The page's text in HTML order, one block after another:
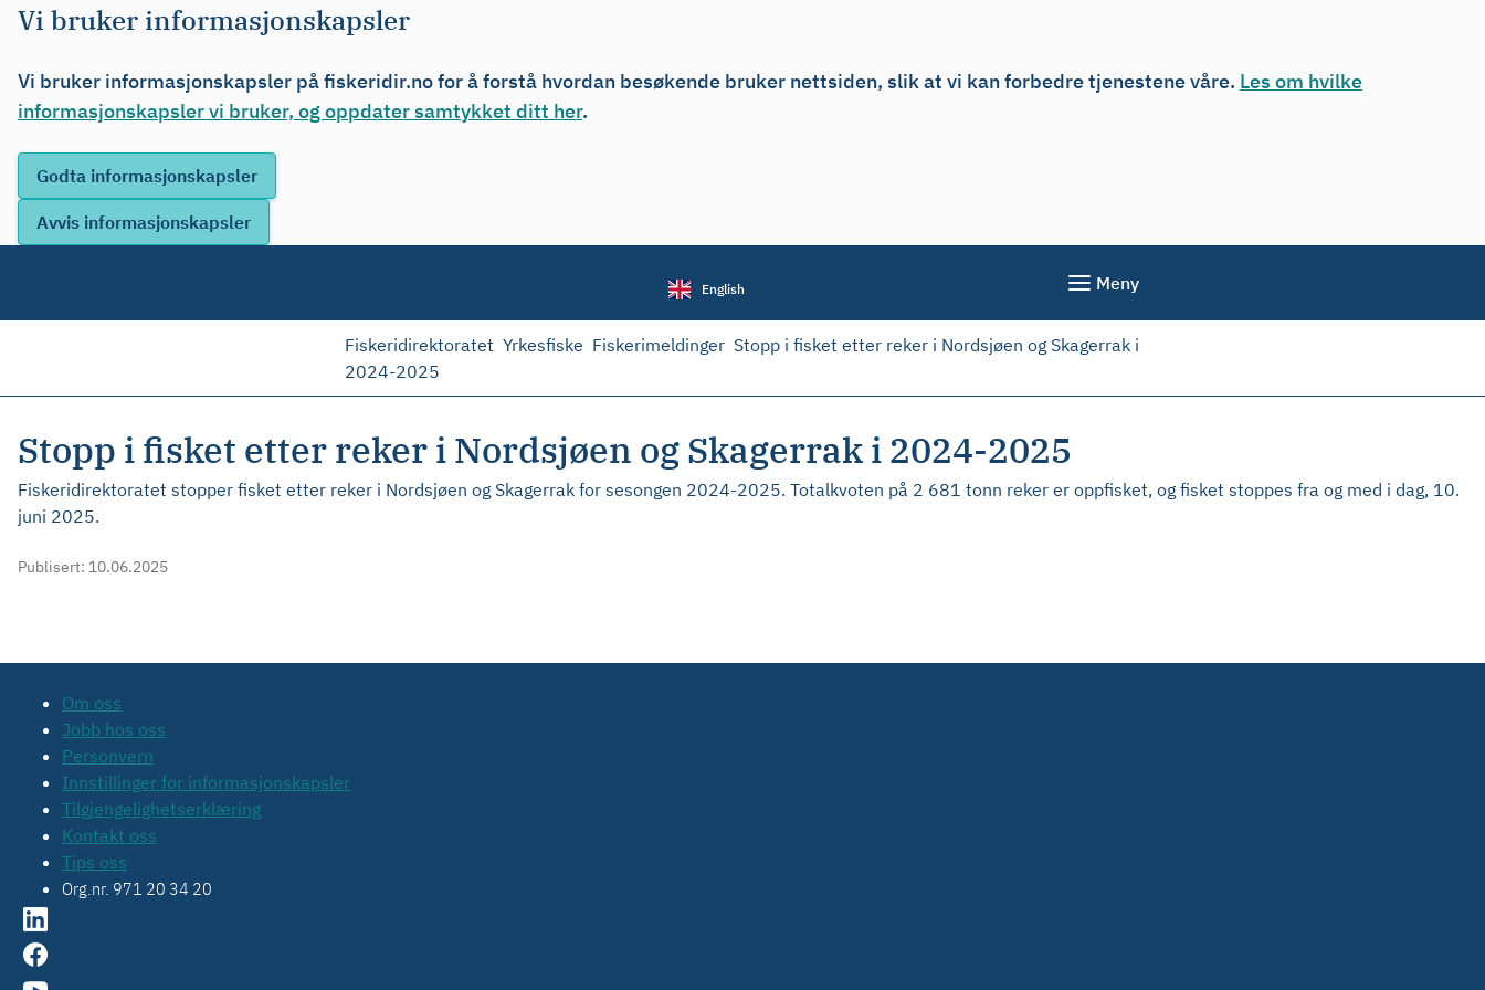
Vi bruker informasjonskapsler
Vi bruker informasjonskapsler på fiskeridir.no for å forstå hvordan besøkende bruker nettsiden, slik at vi kan forbedre tjenestene våre. Les om hvilke
informasjonskapsler vi bruker, og oppdater samtykket ditt her.
English Meny
Fiskeridirektoratet Yrkesfiske Fiskerimeldinger Stopp i fisket etter reker i Nordsjøen og Skagerrak i
2024-2025
Stopp i fisket etter reker i Nordsjøen og Skagerrak i 2024-2025
Fiskeridirektoratet stopper fisket etter reker i Nordsjøen og Skagerrak for sesongen 2024‑2025. Totalkvoten på 2 681 tonn reker er oppfisket, og fisket stoppes fra og med i dag, 10.
juni 2025.
Publisert: 10.06.2025
Om oss
Jobb hos oss
Personvern
Innstillinger for informasjonskapsler
Tilgjengelighetserklæring
Kontakt oss
Tips oss
Org.nr. 971 20 34 20